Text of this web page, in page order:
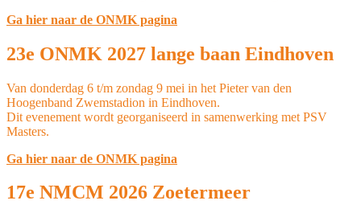
Ga hier naar de ONMK pagina
23e ONMK 2027 lange baan Eindhoven
Van donderdag 6 t/m zondag 9 mei in het Pieter van den
Hoogenband Zwemstadion in Eindhoven.
Dit evenement wordt georganiseerd in samenwerking met PSV
Masters.
Ga hier naar de ONMK pagina
17e NMCM 2026 Zoetermeer